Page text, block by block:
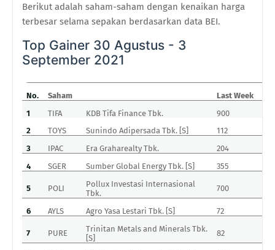
Berikut adalah saham-saham dengan kenaikan harga
terbesar selama sepakan berdasarkan data BEI.
Top Gainer 30 Agustus - 3
September 2021
No. Saham Last Week
1
TIFA KDB Tifa Finance Tbk. 900
2
TOYS Sunindo Adipersada Tbk. [S] 112
3
IPAC Era Graharealty Tbk. 204
4
SGER Sumber Global Energy Tbk. [S] 355
5 POLI
Pollux Investasi Internasional
Tbk.
700
6 AYLS Agro Yasa Lestari Tbk. [S] 72
7 PURE
Trinitan Metals and Minerals Tbk.
[S]
82